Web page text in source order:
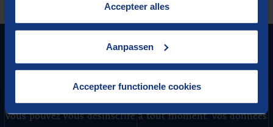
Accepteer alles
Aanpassen
Accepteer functionele cookies
FONDATEUR DE PROGRÈS
nos dernières informations par e-mail
Vous pouvez vous désinscrire à tout moment. Vos données